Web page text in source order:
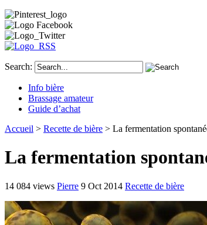
Search:
Info bière
Brassage amateur
Guide d’achat
Accueil > Recette de bière > La fermentation
La fermentation
14 084 views Pierre 9 Oct 2014 Recette de bière